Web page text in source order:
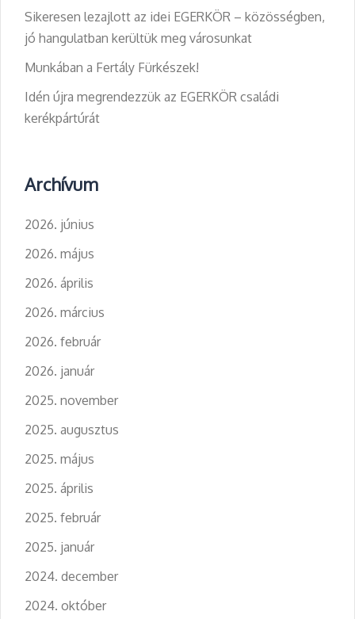
Sikeresen lezajlott az idei EGERKÖR – közösségben,
jó hangulatban kerültük meg városunkat
Munkában a Fertály Fürkészek!
Idén újra megrendezzük az EGERKÖR családi
kerékpártúrát
Archívum
2026. június
2026. május
2026. április
2026. március
2026. február
2026. január
2025. november
2025. augusztus
2025. május
2025. április
2025. február
2025. január
2024. december
2024. október